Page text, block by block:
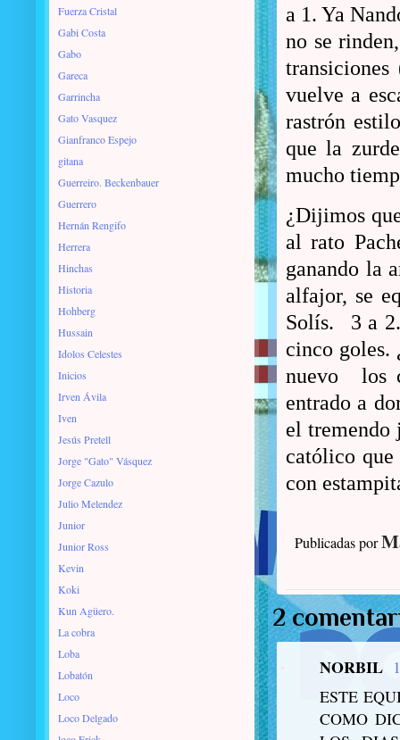
a 1. Ya
no se
transiciones
vuelve a
rastrón
que la
mucho
¿Dijimos
al rato
ganando la
alfajor, se
Solís.
3 a
cinco goles.
nuevo
los
entrado a
el tremendo
católico que
con
Publicadas por
2
NORBIL
ESTE
COMO
Fuerza Cristal
Gabi Costa
Gabo
Gareca
Garrincha
Gato Vasquez
Gianfranco Espejo
gitana
Guerreiro. Beckenbauer
Guerrero
Hernán Rengifo
Herrera
Hinchas
Historia
Hohberg
Hussain
Idolos Celestes
Inicios
Irven Ávila
Iven
Jesús Pretell
Jorge "Gato" Vásquez
Jorge Cazulo
Julio Melendez
Junior
Junior Ross
Kevin
Koki
Kun Agüero.
La cobra
Loba
Lobatón
Loco
Loco Delgado